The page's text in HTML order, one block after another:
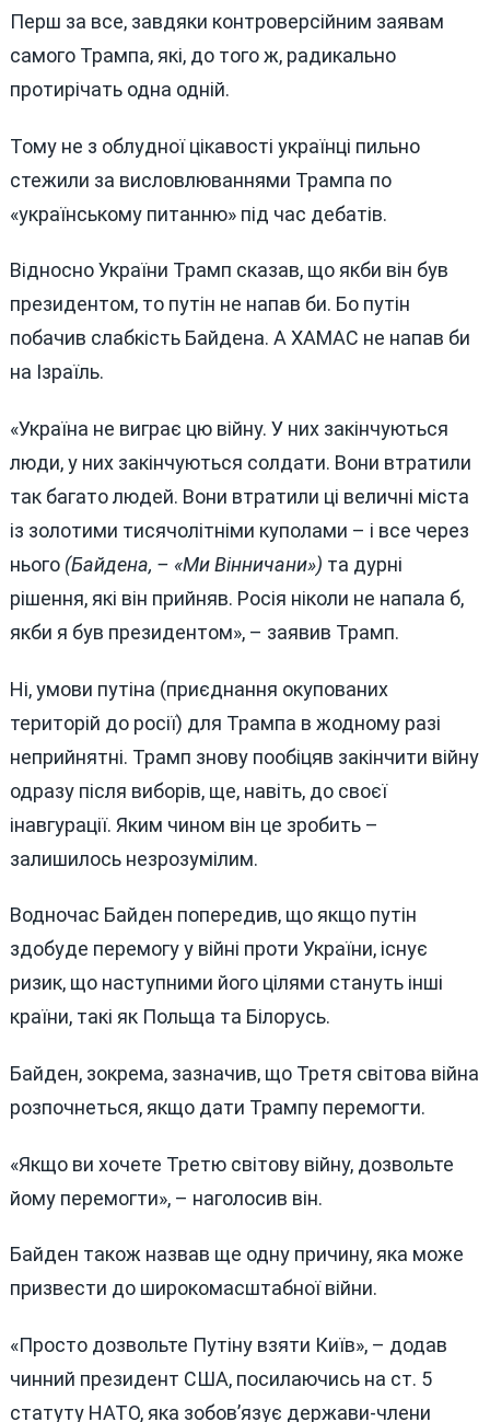
Перш за все, завдяки контроверсійним заявам
самого Трампа, які, до того ж, радикально
протирічать одна одній.
Тому не з облудної цікавості українці пильно
стежили за висловлюваннями Трампа по
«українському питанню» під час дебатів.
Відносно України Трамп сказав, що якби він був
президентом, то путін не напав би. Бо путін
побачив слабкість Байдена. А ХАМАС не напав би
на Ізраїль.
«Україна не виграє цю війну. У них закінчуються
люди, у них закінчуються солдати. Вони втратили
так багато людей. Вони втратили ці величні міста
із золотими тисячолітніми куполами – і все через
нього (Байдена, – «Ми Вінничани») та дурні
рішення, які він прийняв. Росія ніколи не напала б,
якби я був президентом», – заявив Трамп.
Ні, умови путіна (приєднання окупованих
територій до росії) для Трампа в жодному разі
неприйнятні. Трамп знову пообіцяв закінчити війну
одразу після виборів, ще, навіть, до своєї
інавгурації. Яким чином він це зробить –
залишилось незрозумілим.
Водночас Байден попередив, що якщо путін
здобуде перемогу у війні проти України, існує
ризик, що наступними його цілями стануть інші
країни, такі як Польща та Білорусь.
Байден, зокрема, зазначив, що Третя світова війна
розпочнеться, якщо дати Трампу перемогти.
«Якщо ви хочете Третю світову війну, дозвольте
йому перемогти», – наголосив він.
Байден також назвав ще одну причину, яка може
призвести до широкомасштабної війни.
«Просто дозвольте Путіну взяти Київ», – додав
чинний президент США, посилаючись на ст. 5
статуту НАТО, яка зобов’язує держави-члени